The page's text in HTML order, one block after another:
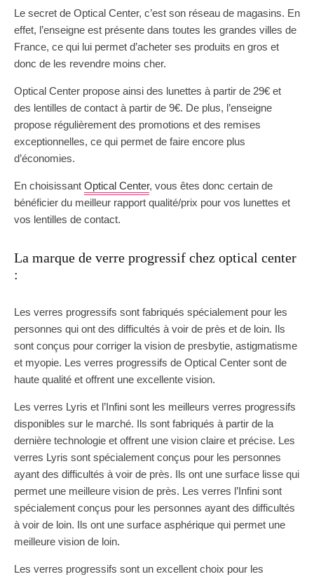
Le secret de Optical Center, c’est son réseau de magasins. En
effet, l’enseigne est présente dans toutes les grandes villes de
France, ce qui lui permet d’acheter ses produits en gros et
donc de les revendre moins cher.
Optical Center propose ainsi des lunettes à partir de 29€ et
des lentilles de contact à partir de 9€. De plus, l’enseigne
propose régulièrement des promotions et des remises
exceptionnelles, ce qui permet de faire encore plus
d’économies.
En choisissant Optical Center, vous êtes donc certain de
bénéficier du meilleur rapport qualité/prix pour vos lunettes et
vos lentilles de contact.
La marque de verre progressif chez optical center
:
Les verres progressifs sont fabriqués spécialement pour les
personnes qui ont des difficultés à voir de près et de loin. Ils
sont conçus pour corriger la vision de presbytie, astigmatisme
et myopie. Les verres progressifs de Optical Center sont de
haute qualité et offrent une excellente vision.
Les verres Lyris et l’Infini sont les meilleurs verres progressifs
disponibles sur le marché. Ils sont fabriqués à partir de la
dernière technologie et offrent une vision claire et précise. Les
verres Lyris sont spécialement conçus pour les personnes
ayant des difficultés à voir de près. Ils ont une surface lisse qui
permet une meilleure vision de près. Les verres l’Infini sont
spécialement conçus pour les personnes ayant des difficultés
à voir de loin. Ils ont une surface asphérique qui permet une
meilleure vision de loin.
Les verres progressifs sont un excellent choix pour les